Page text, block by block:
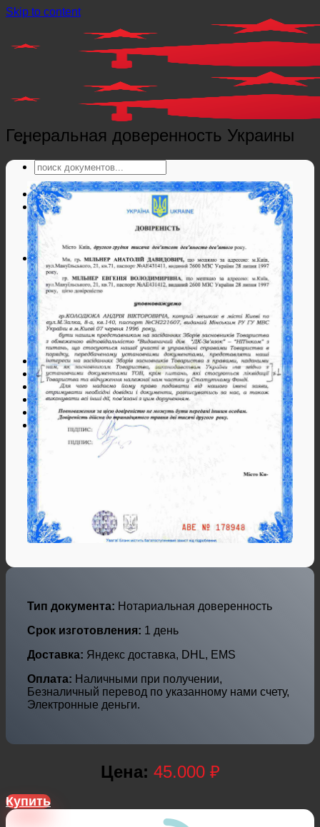
Skip to content
Главная
Справки
Справки из гос. органов
Справки ЗАГС
Дипломы и аттестаты
Дипломы РФ
Аттестаты РФ
Дипломы и аттестаты Беларуси
Дипломы и аттестаты Казахстана
Дипломы и аттестаты Украины
Дипломы по профессиям
Дипломы по городам
Нотариальные и юр. услуги
Свидетельства ЗАГС
Гарантии
Отзывы
Оплата и доставка
Контакты
Генеральная доверенность Украины
Тип документа: Нотариальная доверенность
Срок изготовления: 1 день
Доставка: Яндекс доставка, DHL, EMS
Оплата: Наличными при получении,
Безналичный перевод по указанному нами счету,
Электронные деньги.
Цена: 45.000 ₽
Купить